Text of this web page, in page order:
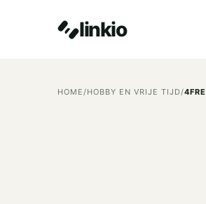
linkio
HOME/HOBBY EN VRIJE TIJD/